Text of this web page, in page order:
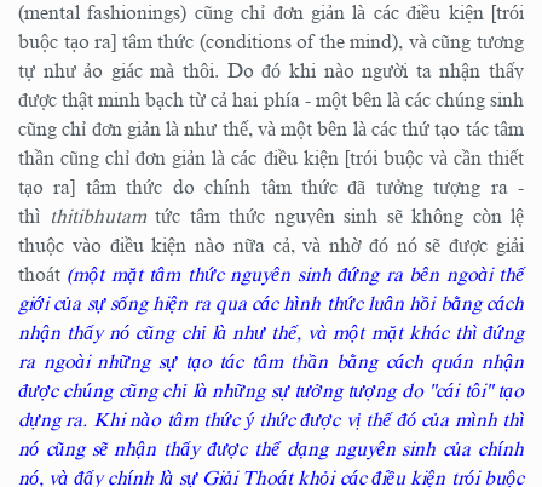
(mental fashionings) cũng chỉ đơn giản là các điều kiện [trói
buộc tạo ra] tâm thức (conditions of the mind), và cũng tương
tự như ảo giác mà thôi. Do đó khi nào người ta nhận thấy
được thật minh bạch từ cả hai phía - một bên là các chúng sinh
cũng chỉ đơn giản là như thế, và một bên là các thứ tạo tác tâm
thần cũng chỉ đơn giản là các điều kiện [trói buộc và cần thiết
tạo ra] tâm thức do chính tâm thức đã tưởng tượng ra -
thì thitibhutamtức tâm thức nguyên sinh sẽ không còn lệ
thuộc vào điều kiện nào nữa cả, và nhờ đó nó sẽ được giải
thoát (một mặt tâm thức nguyên sinh đứng ra bên ngoài thế
giới của sự sống hiện ra qua các hình thức luân hồi bằng cách
nhận thấy nó cũng chỉ là như thế, và một mặt khác thì đứng
ra ngoài những sự tạo tác tâm thần bằng cách quán nhận
được chúng cũng chỉ là những sự tưởng tượng do "cái tôi" tạo
dựng ra. Khi nào tâm thức ý thức được vị thế đó của mình thì
nó cũng sẽ nhận thấy được thể dạng nguyên sinh của chính
nó, và đấy chính là sự Giải Thoát khỏi các điều kiện trói buộc